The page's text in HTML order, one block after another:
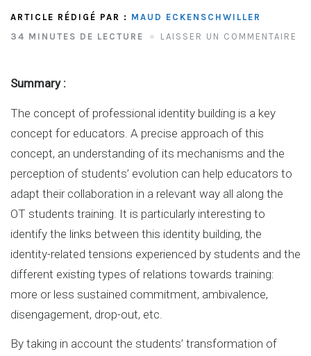
ARTICLE RÉDIGÉ PAR : MAUD ECKENSCHWILLER
34 MINUTES DE LECTURE
LAISSER UN COMMENTAIRE
Summary :
The concept of professional identity building is a key
concept for educators. A precise approach of this
concept, an understanding of its mechanisms and the
perception of students’ evolution can help educators to
adapt their collaboration in a relevant way all along the
OT students training. It is particularly interesting to
identify the links between this identity building, the
identity-related tensions experienced by students and the
different existing types of relations towards training:
more or less sustained commitment, ambivalence,
disengagement, drop-out, etc.
By taking in account the students’ transformation of